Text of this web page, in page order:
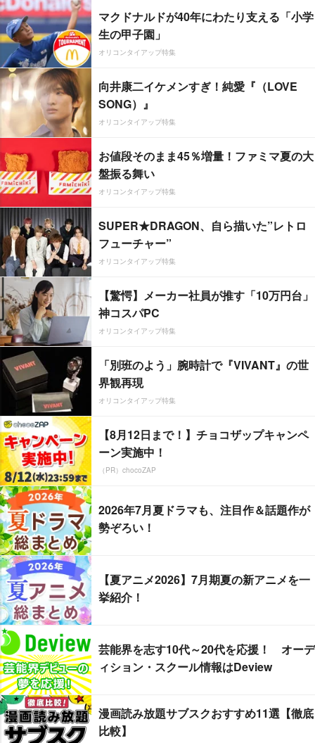
マクドナルドが40年にわたり支える「小学
生の甲子園」
オリコンタイアップ特集
向井康二イケメンすぎ！純愛『（LOVE
SONG）』
オリコンタイアップ特集
お値段そのまま45％増量！ファミマ夏の大
盤振る舞い
オリコンタイアップ特集
SUPER★DRAGON、自ら描いた”レトロ
フューチャー”
オリコンタイアップ特集
【驚愕】メーカー社員が推す「10万円台」
神コスパPC
オリコンタイアップ特集
「別班のよう」腕時計で『VIVANT』の世
界観再現
オリコンタイアップ特集
【8月12日まで！】チョコザップキャンペ
ーン実施中！
（PR）chocoZAP
2026年7月夏ドラマも、注目作＆話題作が
勢ぞろい！
【夏アニメ2026】7月期夏の新アニメを一
挙紹介！
芸能界を志す10代～20代を応援！ オーデ
ィション・スクール情報はDeview
漫画読み放題サブスクおすすめ11選【徹底
比較】